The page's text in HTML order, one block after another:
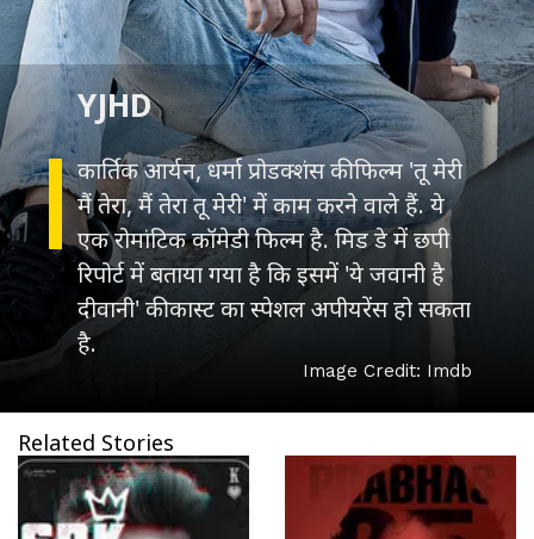
कार्तिक आर्यन, धर्मा प्रोडक्शंस की फिल्म 'तू मेरी
मैं तेरा, मैं तेरा तू मेरी' में काम करने वाले हैं. ये
एक रोमांटिक कॉमेडी फिल्म है. मिड डे में छपी
रिपोर्ट में बताया गया है कि इसमें 'ये जवानी है
दीवानी' की कास्ट का स्पेशल अपीयरेंस हो सकता
है.
YJHD
Image Credit: Imdb
Related Stories